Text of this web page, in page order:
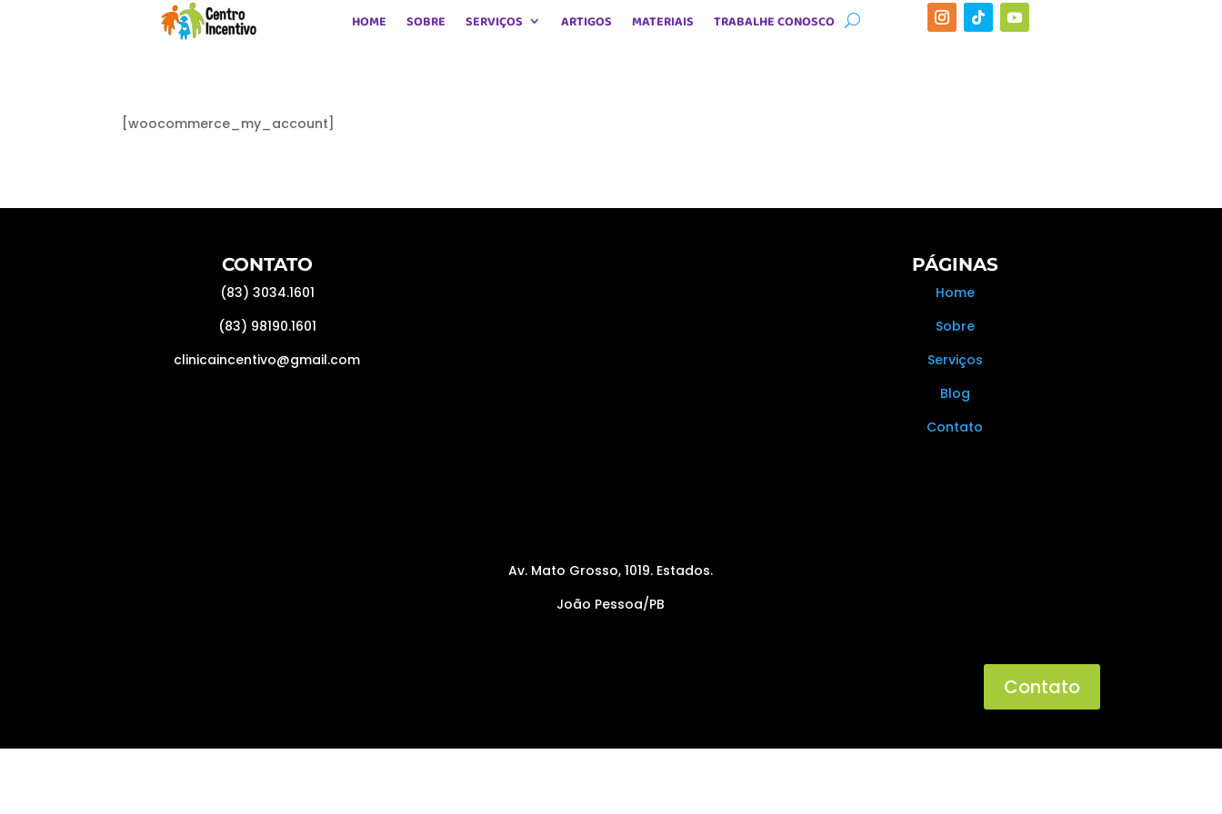
HOME SOBRE SERVIÇOS ARTIGOS MATERIAIS TRABALHE CONOSCO
[woocommerce_my_account]
CONTATO
(83) 3034.1601
(83) 98190.1601
clinicaincentivo@gmail.com
Av. Mato Grosso, 1019. Estados.
João Pessoa/PB
PÁGINAS
Home
Sobre
Serviços
Blog
Contato
Contato